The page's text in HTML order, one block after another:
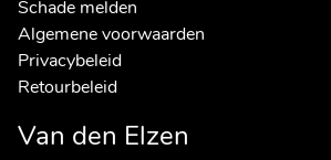
Schade melden
Algemene voorwaarden
Privacybeleid
Retourbeleid
Van den Elzen